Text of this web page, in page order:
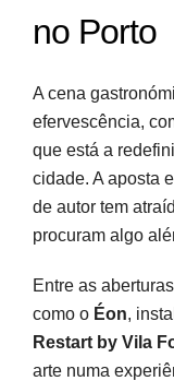
no Porto
A cena
efervescência,
que está a
cidade. A aposta
de autor tem
procuram algo
Entre as
como o Éon,
Restart by Vila
arte numa